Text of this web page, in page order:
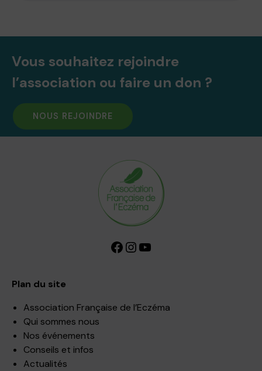
Vous souhaitez rejoindre
l’association ou faire un don ?
NOUS REJOINDRE
Facebook InstagramYouTube
Plan du site
Association Française de l’Eczéma
Qui sommes nous
Nos événements
Conseils et infos
Actualités